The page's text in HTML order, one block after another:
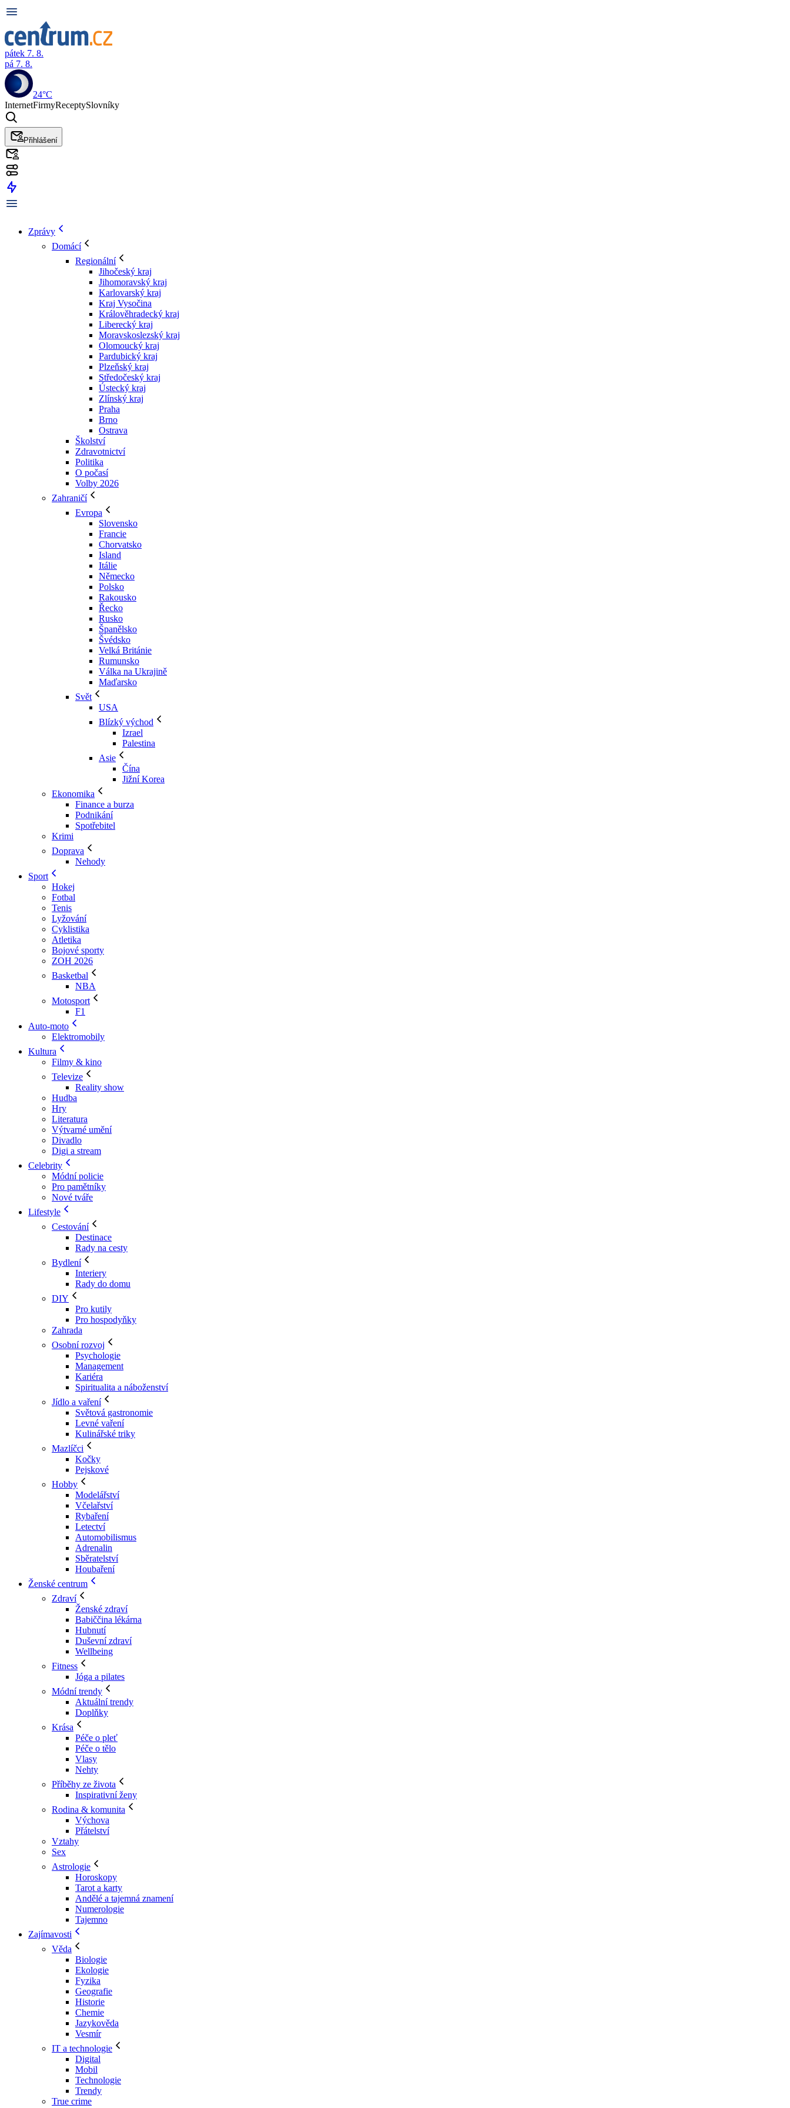
pátek 7. 8.
pá 7. 8.
24°C
InternetFirmyReceptySlovníky
Přihlášení
Zprávy
Domácí
Regionální
Jihočeský kraj
Jihomoravský kraj
Karlovarský kraj
Kraj Vysočina
Králověhradecký kraj
Liberecký kraj
Moravskoslezský kraj
Olomoucký kraj
Pardubický kraj
Plzeňský kraj
Středočeský kraj
Ústecký kraj
Zlínský kraj
Praha
Brno
Ostrava
Školství
Zdravotnictví
Politika
O počasí
Volby 2026
Zahraničí
Evropa
Slovensko
Francie
Chorvatsko
Island
Itálie
Německo
Polsko
Rakousko
Řecko
Rusko
Španělsko
Švédsko
Velká Británie
Rumunsko
Válka na Ukrajině
Maďarsko
Svět
USA
Blízký východ
Izrael
Palestina
Asie
Čína
Jižní Korea
Ekonomika
Finance a burza
Podnikání
Spotřebitel
Krimi
Doprava
Nehody
Sport
Hokej
Fotbal
Tenis
Lyžování
Cyklistika
Atletika
Bojové sporty
ZOH 2026
Basketbal
NBA
Motosport
F1
Auto-moto
Elektromobily
Kultura
Filmy & kino
Televize
Reality show
Hudba
Hry
Literatura
Výtvarné umění
Divadlo
Digi a stream
Celebrity
Módní policie
Pro pamětníky
Nové tváře
Lifestyle
Cestování
Destinace
Rady na cesty
Bydlení
Interiery
Rady do domu
DIY
Pro kutily
Pro hospodyňky
Zahrada
Osobní rozvoj
Psychologie
Management
Kariéra
Spiritualita a náboženství
Jídlo a vaření
Světová gastronomie
Levné vaření
Kulinářské triky
Mazlíčci
Kočky
Pejskové
Hobby
Modelářství
Včelařství
Rybaření
Letectví
Automobilismus
Adrenalin
Sběratelství
Houbaření
Ženské centrum
Zdraví
Ženské zdraví
Babiččina lékárna
Hubnutí
Duševní zdraví
Wellbeing
Fitness
Jóga a pilates
Módní trendy
Aktuální trendy
Doplňky
Krása
Péče o pleť
Péče o tělo
Vlasy
Nehty
Příběhy ze života
Inspirativní ženy
Rodina & komunita
Výchova
Přátelství
Vztahy
Sex
Astrologie
Horoskopy
Tarot a karty
Andělé a tajemná znamení
Numerologie
Tajemno
Zajímavosti
Věda
Biologie
Ekologie
Fyzika
Geografie
Historie
Chemie
Jazykověda
Vesmír
IT a technologie
Digital
Mobil
Technologie
Trendy
True crime